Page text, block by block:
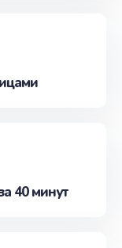
40 минут